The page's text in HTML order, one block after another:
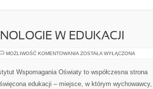
W EDUKACJI
MOŻLIWOŚĆ KOMENTOWANIA NOWOCZESNE
EDUKACJI
ZOSTAŁA WYŁĄCZONA
Wspomagania Oświaty to współczesna strona
edukacji – miejsce, w którym wychowawcy,